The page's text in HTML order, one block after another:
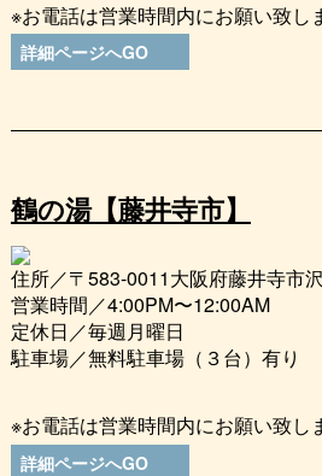
※お電話は営業時間内にお願い致し
詳細ページへGO
鶴の湯【藤井寺市】
住所／〒583-0011大阪府藤井寺市
営業時間／4:00PM〜12:00AM
定休日／毎週月曜日
駐車場／無料駐車場（３台）有り
※お電話は営業時間内にお願い致し
詳細ページへGO